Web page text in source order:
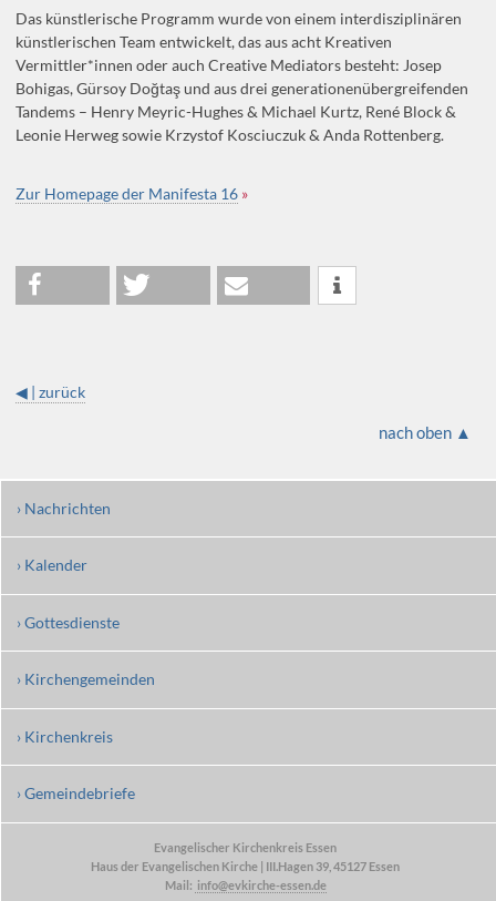
Das künstlerische Programm wurde von einem interdisziplinären
künstlerischen Team entwickelt, das aus acht Kreativen
Vermittler*innen oder auch Creative Mediators besteht: Josep
Bohigas, Gürsoy Doğtaş und aus drei generationenübergreifenden
Tandems – Henry Meyric-Hughes & Michael Kurtz, René Block &
Leonie Herweg sowie Krzystof Kosciuczuk & Anda Rottenberg.
Zur Homepage der Manifesta 16 »
◀ | zurück
nach oben ▲
› Nachrichten
› Kalender
› Gottesdienste
› Kirchengemeinden
› Kirchenkreis
› Gemeindebriefe
Evangelischer Kirchenkreis Essen
Haus der Evangelischen Kirche | III.Hagen 39, 45127 Essen
Mail: info@evkirche-essen.de